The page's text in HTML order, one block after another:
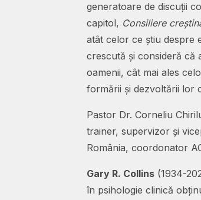
generatoare de discuții
capitol, Consiliere
atât celor ce știu despre
crescută și consideră că
oamenii, cât mai ales
formării și dezvoltării lor
Pastor Dr. Corneliu
trainer, supervizor și
România, coordonator
Gary R. Collins(1934-
în psihologie clinică